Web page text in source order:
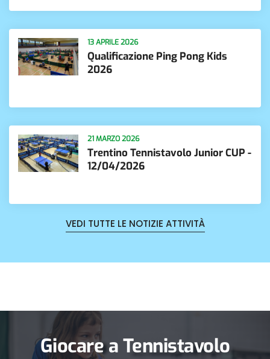
13 APRILE 2026
Qualificazione Ping Pong Kids
2026
21 MARZO 2026
Trentino Tennistavolo Junior CUP -
12/04/2026
VEDI TUTTE LE NOTIZIE ATTIVITÀ
Giocare a Tennistavolo